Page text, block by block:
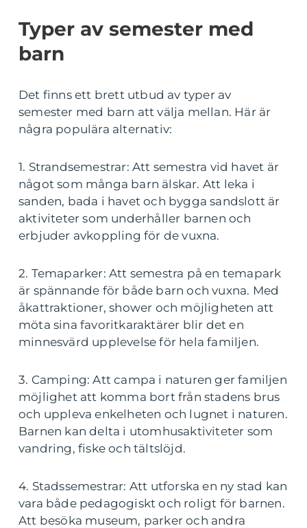
Typer av semester med
barn
Det finns ett brett utbud av typer av
semester med barn att välja mellan. Här är
några populära alternativ:
1. Strandsemestrar: Att semestra vid havet är
något som många barn älskar. Att leka i
sanden, bada i havet och bygga sandslott är
aktiviteter som underhåller barnen och
erbjuder avkoppling för de vuxna.
2. Temaparker: Att semestra på en temapark
är spännande för både barn och vuxna. Med
åkattraktioner, shower och möjligheten att
möta sina favoritkaraktärer blir det en
minnesvärd upplevelse för hela familjen.
3. Camping: Att campa i naturen ger familjen
möjlighet att komma bort från stadens brus
och uppleva enkelheten och lugnet i naturen.
Barnen kan delta i utomhusaktiviteter som
vandring, fiske och tältslöjd.
4. Stadssemestrar: Att utforska en ny stad kan
vara både pedagogiskt och roligt för barnen.
Att besöka museum, parker och andra